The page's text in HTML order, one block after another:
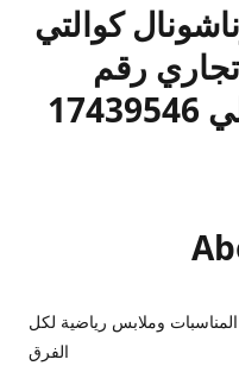
كوالتي
رقم
وملابس رياضية لكل
الفرق